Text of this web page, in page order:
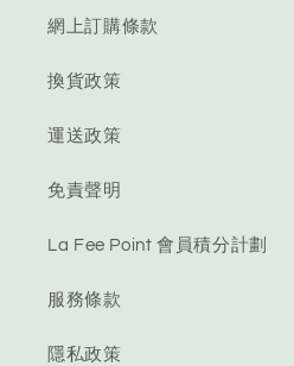
網上訂購條款
換貨政策
運送政策
免責聲明
La Fee Point 會員積分計劃
服務條款
隱私政策